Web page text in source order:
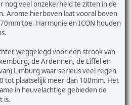
nog veel onzekerheid te zitten in de
Arome hierboven laat vooral boven
toe. Harmonie en ICON houden
weggelegd voor een strook van
de Ardennen, de Eiffel en
Limburg waar serieus veel regen
tot plaatselijk meer dan 100mm. Het
in heuvelachtige gebieden de
is.